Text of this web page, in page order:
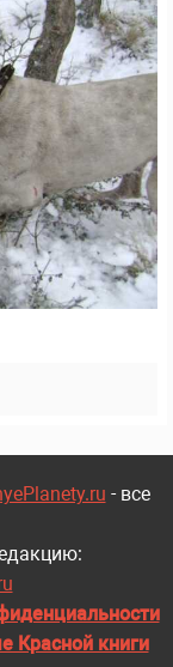
- все
Красной книги